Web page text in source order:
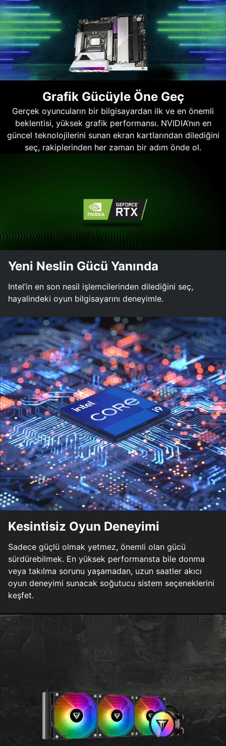
Grafik Gücüyle Öne Geç
Gerçek oyuncuların bir bilgisayardan ilk ve en önemli
beklentisi, yüksek grafik performansı. NVIDIA’nın en
güncel teknolojilerini sunan ekran kartlarından dilediğini
seç, rakiplerinden her zaman bir adım önde ol.
Yeni Neslin Gücü Yanında
Intel’in en son nesil işlemcilerinden dilediğini seç,
hayalindeki oyun bilgisayarını deneyimle.
Kesintisiz Oyun Deneyimi
Sadece güçlü olmak yetmez, önemli olan gücü
sürdürebilmek. En yüksek performansta bile donma
veya takılma sorunu yaşamadan, uzun saatler akıcı
oyun deneyimi sunacak soğutucu sistem seçeneklerini
keşfet.